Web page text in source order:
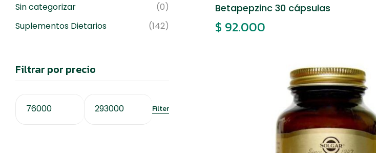
Betapepzinc 30 cápsulas
$ 92.000
Sin categorizar
(0)
Suplementos Dietarios
(142)
Filtrar por precio
Filter